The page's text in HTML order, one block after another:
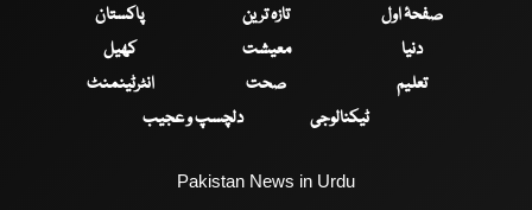
صفحۂ اول تازہ ترین
پاکستان
دنیا
معیشت
کھیل
تعلیم
صحت
انٹرٹینمنٹ
ٹیکنالوجی
دلچسپ و عجیب
Pakistan News in Urdu